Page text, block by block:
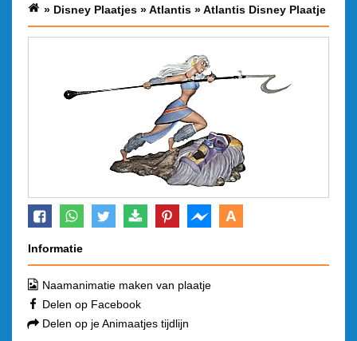
» Disney Plaatjes »Atlantis »Atlantis Disney Plaatje
A
Informatie
Naamanimatie maken van plaatje
Delen op Facebook
Delen op je Animaatjes tijdlijn